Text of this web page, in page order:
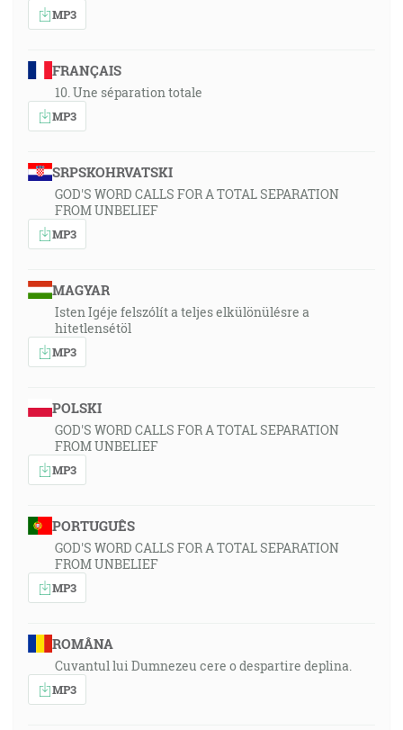
MP3
FRANÇAIS
10. Une séparation totale
MP3
SRPSKOHRVATSKI
GOD'S WORD CALLS FOR A TOTAL SEPARATION
FROM UNBELIEF
MP3
MAGYAR
Isten Igéje felszólít a teljes elkülönülésre a
hitetlensétöl
MP3
POLSKI
GOD'S WORD CALLS FOR A TOTAL SEPARATION
FROM UNBELIEF
MP3
PORTUGUÊS
GOD'S WORD CALLS FOR A TOTAL SEPARATION
FROM UNBELIEF
MP3
ROMÂNA
Cuvantul lui Dumnezeu cere o despartire deplina.
MP3